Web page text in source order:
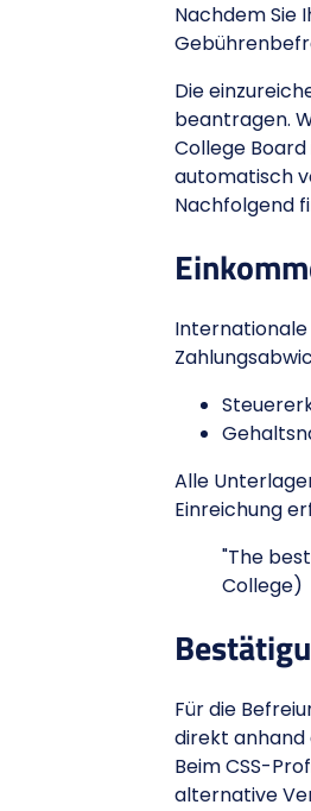
Nachdem Sie
Die
beantragen.
College
automatisch
Nachfolgend
Internationale
Alle
Einreichung
"The
College)
Für die
direkt
Beim CSS-
alternative